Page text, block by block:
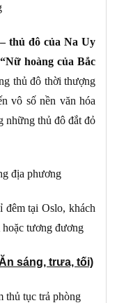
thủ đô của Na Uy
“Nữ hoàng của Bắc
thủ đô thời thượng
vô số nền văn hóa
những thủ đô đắt đỏ
địa phương
tại Oslo, khách
tương đương
sáng, trưa, tối)
thủ tục trả phòng